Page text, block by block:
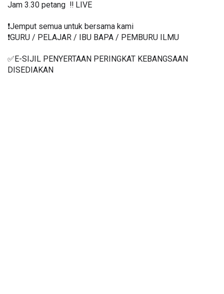
Jam 3.30 petang  ‼️ LIVE
❗️Jemput semua untuk bersama kami
❗️GURU / PELAJAR / IBU BAPA / PEMBURU ILMU
✅E-SIJIL PENYERTAAN PERINGKAT KEBANGSAAN
DISEDIAKAN